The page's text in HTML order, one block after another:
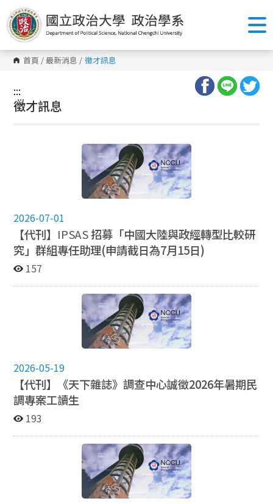
跳
到
主
要
內
容
區 首頁 /最新消息 / 徵才訊息
:::
:::
徵才訊息
2026-07-01
【代刊】 IPSAS招募「中國大陸與政經轉型比較研
究」群組專任助理(申請截日為7月15日)
157
2026-05-19
【代刊】《天下雜誌》調查中心誠徵2026年暑期民
調專案工讀生
193